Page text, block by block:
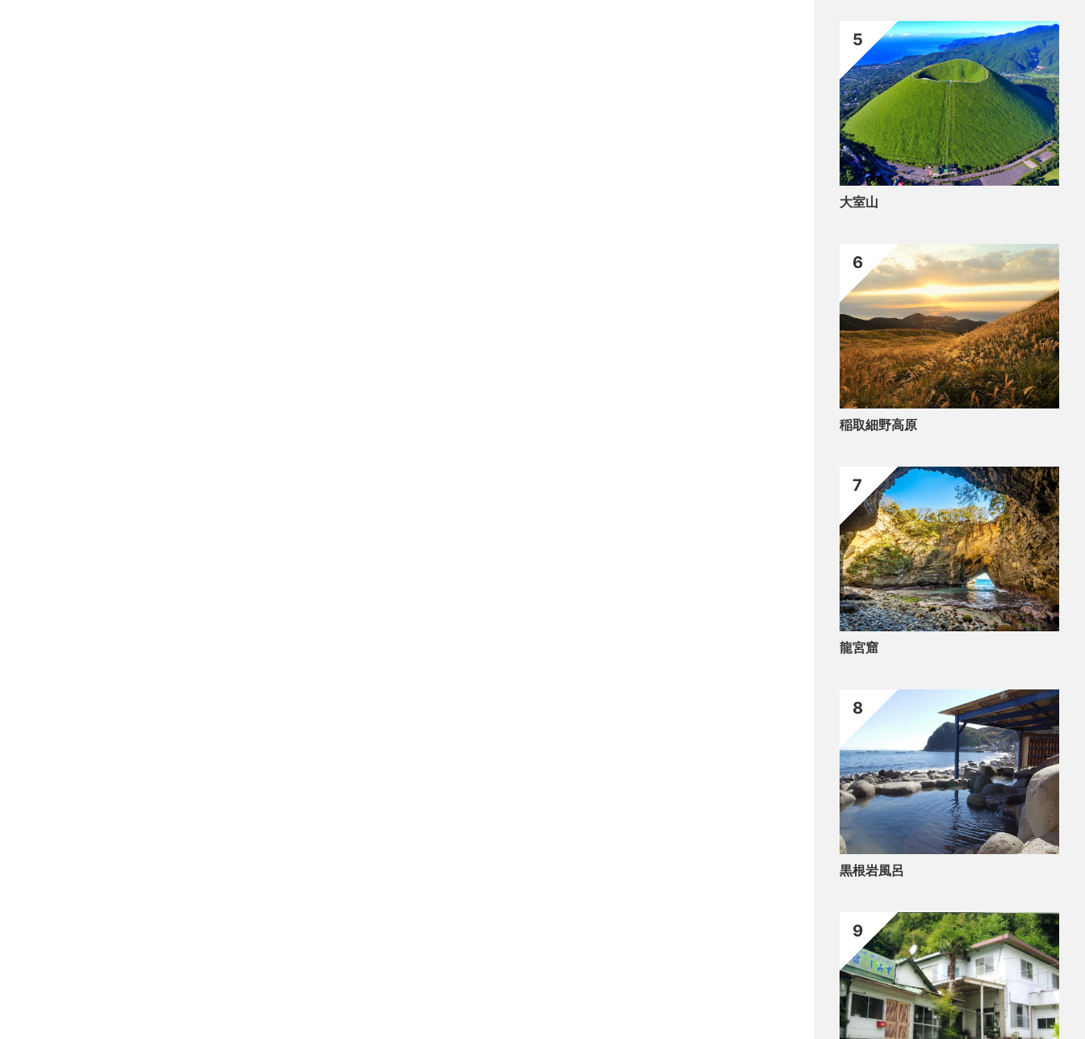
大室山
5
稲取細野高原
6
龍宮窟
7
黒根岩風呂
8
9